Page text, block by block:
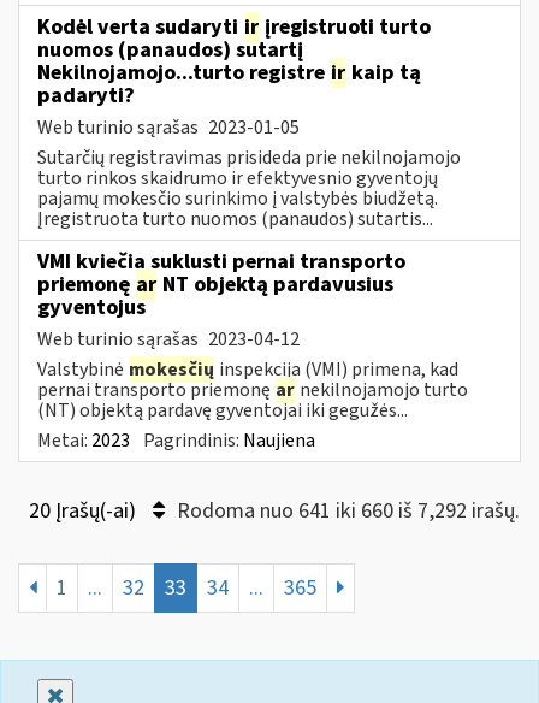
Kodėl verta sudaryti ir įregistruoti turto
nuomos (panaudos) sutartį
Nekilnojamojo...turto registre ir kaip tą
padaryti?
Web turinio sąrašas 2023-01-05
Sutarčių registravimas prisideda prie nekilnojamojo
turto rinkos skaidrumo ir efektyvesnio gyventojų
pajamų mokesčio surinkimo į valstybės biudžetą.
Įregistruota turto nuomos (panaudos) sutartis...
VMI kviečia suklusti pernai transporto
priemonę ar NT objektą pardavusius
gyventojus
Web turinio sąrašas 2023-04-12
Valstybinė mokesčių inspekcija (VMI) primena, kad
pernai transporto priemonę ar nekilnojamojo turto
(NT) objektą pardavę gyventojai iki gegužės...
Metai: 2023 Pagrindinis: Naujiena
20 Įrašų(-ai) Rodoma nuo 641 iki 660 iš 7,292 irašų.
1 ... 32 33 34 ... 365